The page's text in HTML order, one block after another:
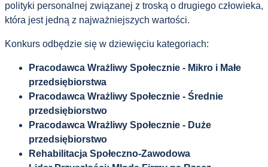
polityki personalnej związanej z troską o drugiego człowieka,
która jest jedną z najważniejszych wartości.
Konkurs odbędzie się w dziewięciu kategoriach:
Pracodawca Wrażliwy Społecznie - Mikro i Małe
przedsiębiorstwa
Pracodawca Wrażliwy Społecznie - Średnie
przedsiębiorstwo
Pracodawca Wrażliwy Społecznie - Duże
przedsiębiorstwo
Rehabilitacja Społeczno-Zawodowa